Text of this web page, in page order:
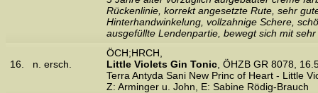
Rückenlinie, korrekt angesetzte Rute, sehr
Hinterhandwinkelung, vollzahnige Schere,
ausgefüllte Lendenpartie, bewegt sich mit
16. n. ersch.
ÖCH;HRCH,
Little Violets Gin Tonic , ÖHZB GR 8078,
Terra Antyda Sani New Princ of Heart - Little
Z: Arminger u. John, E: Sabine Rödig-Brauch